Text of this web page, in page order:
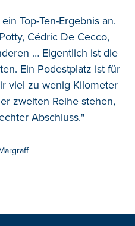
Top-Ten-Ergebnis an.
Cédric De Cecco,
… Eigentlich ist die
Ein Podestplatz ist für
viel zu wenig Kilometer
zweiten Reihe stehen,
Abschluss."